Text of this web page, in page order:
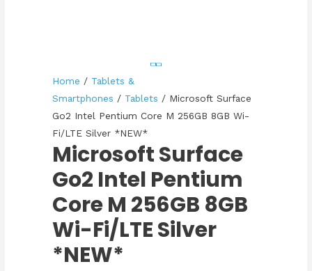
Home / Tablets &
Smartphones / Tablets / Microsoft Surface
Go2 Intel Pentium Core M 256GB 8GB Wi-
Fi/LTE Silver *NEW*
Microsoft Surface
Go2 Intel Pentium
Core M 256GB 8GB
Wi-Fi/LTE Silver
*NEW*